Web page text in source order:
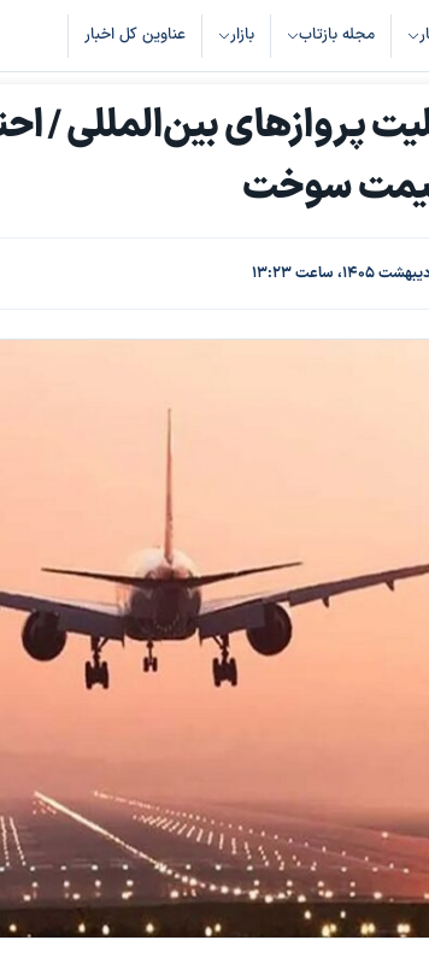
مجله بازتاب بازار عناوین کل اخبار
پروازهای بین‌المللی /
قیمت سوخت